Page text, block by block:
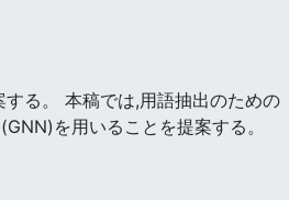
る。 本稿では,用語抽出のための
を用いることを提案する。